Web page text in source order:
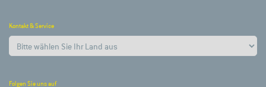
Kontakt & Service
Folgen Sie uns auf